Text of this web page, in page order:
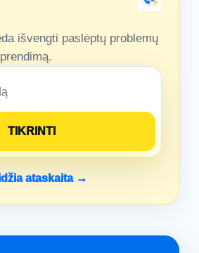
išvengti paslėptų problemų
ataskaita →